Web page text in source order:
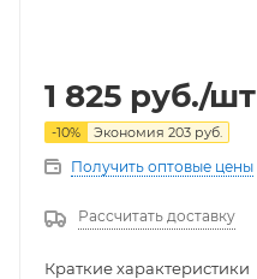
1 825 руб./шт
-10% Экономия 203 руб.
Получить оптовые цены
Рассчитать доставку
Краткие характеристики